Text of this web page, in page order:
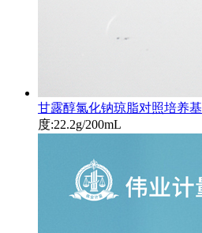
甘露醇氯化钠琼脂对照培养基
度:22.2g/200mL